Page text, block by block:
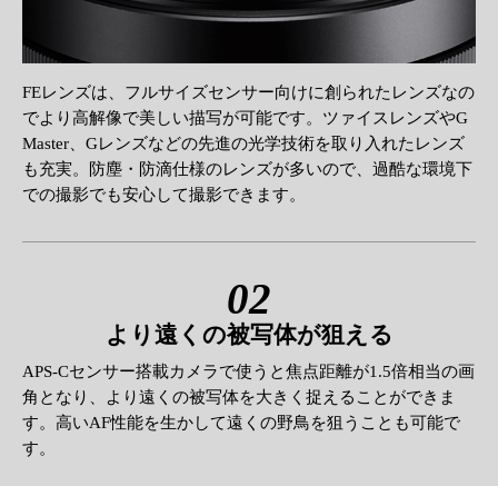
FEレンズは、フルサイズセンサー向けに創られたレンズなの
でより高解像で美しい描写が可能です。ツァイスレンズやG
Master、Gレンズなどの先進の光学技術を取り入れたレンズ
も充実。防塵・防滴仕様のレンズが多いので、過酷な環境下
での撮影でも安心して撮影できます。
02
より遠くの被写体が狙える
APS-Cセンサー搭載カメラで使うと焦点距離が1.5倍相当の画
角となり、より遠くの被写体を大きく捉えることができま
す。高いAF性能を生かして遠くの野鳥を狙うことも可能で
す。